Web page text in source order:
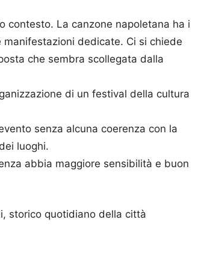
contesto. La canzone napoletana ha i
dedicate. Ci si chiede
che sembra scollegata dalla
di un festival della cultura
senza alcuna coerenza con la
luoghi.
abbia maggiore sensibilità e buon
storico quotidiano della città